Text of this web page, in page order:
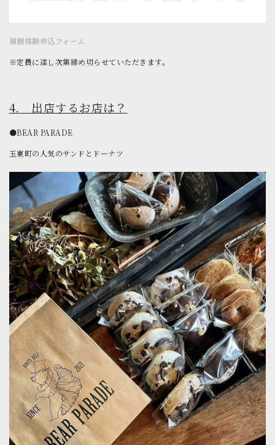
植樹体験申込フォーム
※定員に達し次第締め切らせていただきます。
4. 出店するお店は？
●BEAR PARADE
玉東町の人気のサンドとドーナツ